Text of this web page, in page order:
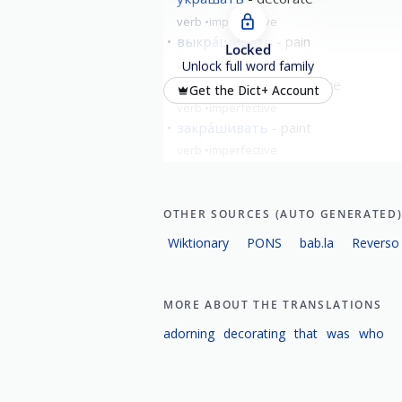
verb imperfective
выкра́шивать pain
verb imperfective
докра́шивать paint dye
verb imperfective
закра́шивать
Locked
Unlock full word family
Get the Dict+ Account
OTHER SOURCES (AUTO GENERATED)
Wiktionary PONS bab.la Reverso
MORE ABOUT THE TRANSLATIONS
adorning decorating that was who